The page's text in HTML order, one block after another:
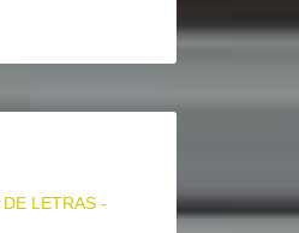
LETRAS -